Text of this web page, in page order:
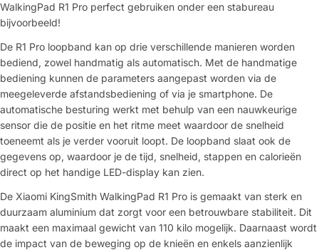
WalkingPad R1 Pro perfect gebruiken onder een stabureau
bijvoorbeeld!
De R1 Pro loopband kan op drie verschillende manieren worden
bediend, zowel handmatig als automatisch. Met de handmatige
bediening kunnen de parameters aangepast worden via de
meegeleverde afstandsbediening of via je smartphone. De
automatische besturing werkt met behulp van een nauwkeurige
sensor die de positie en het ritme meet waardoor de snelheid
toeneemt als je verder vooruit loopt. De loopband slaat ook de
gegevens op, waardoor je de tijd, snelheid, stappen en calorieën
direct op het handige LED-display kan zien.
De Xiaomi KingSmith WalkingPad R1 Pro is gemaakt van sterk en
duurzaam aluminium dat zorgt voor een betrouwbare stabiliteit. Dit
maakt een maximaal gewicht van 110 kilo mogelijk. Daarnaast wordt
de impact van de beweging op de knieën en enkels aanzienlijk